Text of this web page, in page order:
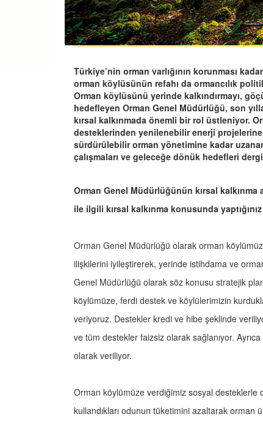
Türkiye’nin orman varlığının korunması
orman köylüsünün refahı da ormancılık
Orman köylüsünü yerinde kalkındırmayı,
hedefleyen Orman Genel Müdürlüğü, son
kırsal kalkınmada önemli bir rol üstleniyor.
desteklerinden yenilenebilir enerji
sürdürülebilir orman yönetimine kadar
çalışmaları ve geleceğe dönük hedefleri
Orman Genel Müdürlüğünün kırsal
ile ilgili kırsal kalkınma konusunda
Orman Genel Müdürlüğü olarak orman
ilişkilerini iyileştirerek, yerinde istihdama ve
Genel Müdürlüğü olarak söz konusu stratejik
köylümüze, ferdi destek ve köylülerimizin
veriyoruz. Destekler kredi ve hibe şeklinde
ve tüm destekler faizsiz olarak sağlanıyor.
olarak veriliyor.
Orman köylümüze verdiğimiz sosyal desteklerle
kullandıkları odunun tüketimini azaltarak orman